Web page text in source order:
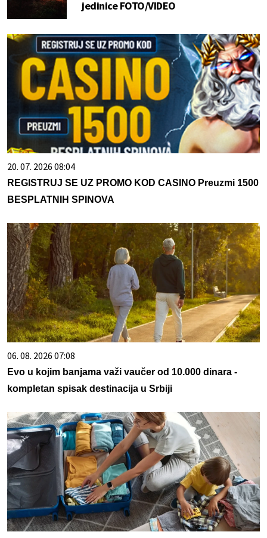
jedinice FOTO/VIDEO
20. 07. 2026 08:04
REGISTRUJ SE UZ PROMO KOD CASINO Preuzmi 1500
BESPLATNIH SPINOVA
06. 08. 2026 07:08
Evo u kojim banjama važi vaučer od 10.000 dinara -
kompletan spisak destinacija u Srbiji